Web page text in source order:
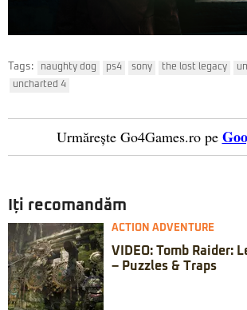
Tags: naughty dog ps4 sony the lost legacy
uncharted 4
Urmărește Go4Games.ro pe
Iți recomandăm
ACTION ADVENTURE
VIDEO: Tomb Raider:
– Puzzles & Traps